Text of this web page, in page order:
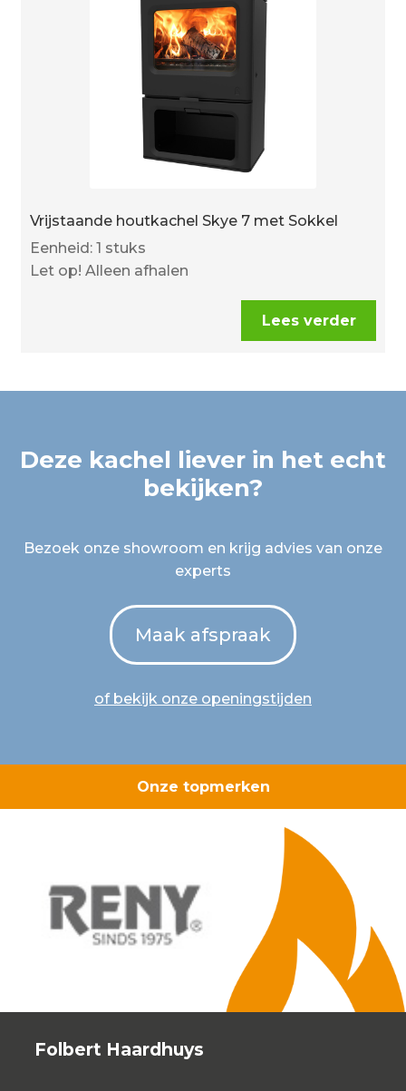
Vrijstaande houtkachel Skye 7 met Sokkel
Eenheid: 1 stuks
Let op! Alleen afhalen
Lees verder
Deze kachel liever in het echt
bekijken?
Bezoek onze showroom en krijg advies van onze
experts
Maak afspraak
of bekijk onze openingstijden
Onze topmerken
Folbert Haardhuys